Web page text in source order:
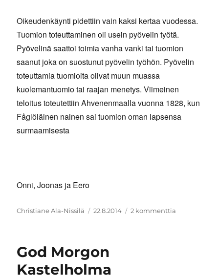
Oikeudenkäynti pidettiin vain kaksi kertaa vuodessa.
Tuomion toteuttaminen oli usein pyövelin työtä.
Pyövelinä saattoi toimia vanha vanki tai tuomion
saanut joka on suostunut pyövelin työhön. Pyövelin
toteuttamia tuomioita olivat muun muassa
kuolemantuomio tai raajan menetys. Viimeinen
teloitus toteutettiin Ahvenenmaalla vuonna 1828, kun
Fåglöläinen nainen sai tuomion oman lapsensa
surmaamisesta
Onni, Joonas ja Eero
Kirjoittaja
Christiane Ala-Nissilä Julkaistu
22.8.2014 2 kommenttia
God Morgon
Kastelholma